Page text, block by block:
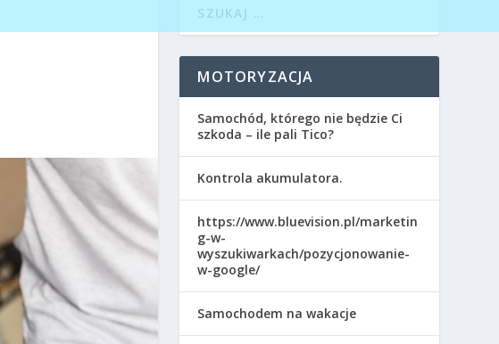
MOTORYZACJA
Samochód, którego nie będzie Ci
szkoda – ile pali Tico?
Kontrola akumulatora.
https://www.bluevision.pl/marketin
g-w-
wyszukiwarkach/pozycjonowanie-
w-google/
Samochodem na wakacje